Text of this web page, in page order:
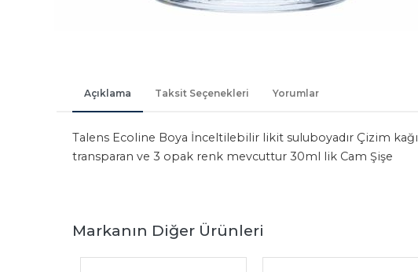
Açıklama Taksit Seçenekleri Yorumlar
Talens Ecoline Boya İnceltilebilir likit suluboyadır Çizim
transparan ve 3 opak renk mevcuttur 30ml lik Cam Şişe
Markanın Diğer Ürünleri